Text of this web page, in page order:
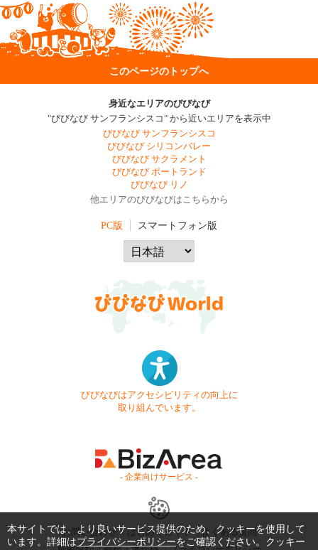
このページのトップへ
身近なエリアのびびなび
"びびなび サンフランシスコ" から近いエリアを表示中
びびなび サンフランシスコ
びびなび シリコンバレー
びびなび サクラメント
びびなび ポートランド
びびなび リノ
他エリアのびびなびはこちらから
PC版 スマートフォン版
びびなびはアクセシビリティの向上に
取り組んでいます。
- 企業向けサービス -
お問い合わせ はじめてガイド
よくある質問
本サイトでは、より良いサービス提供のため、クッキーを使用して
います。詳細はプライバシーポリシーをご確認ください。クッキー